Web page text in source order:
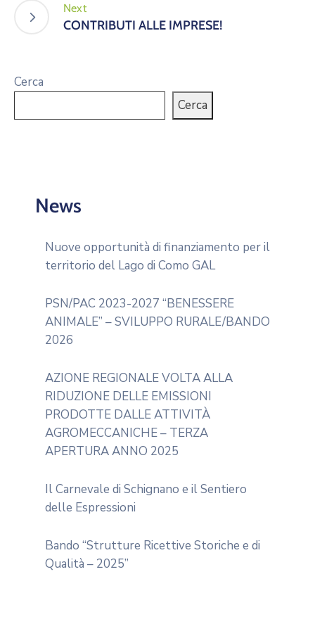
Next
CONTRIBUTI ALLE IMPRESE!
Cerca
Cerca
News
Nuove opportunità di finanziamento per il
territorio del Lago di Como GAL
PSN/PAC 2023-2027 “BENESSERE
ANIMALE” – SVILUPPO RURALE/BANDO
2026
AZIONE REGIONALE VOLTA ALLA
RIDUZIONE DELLE EMISSIONI
PRODOTTE DALLE ATTIVITÀ
AGROMECCANICHE – TERZA
APERTURA ANNO 2025
Il Carnevale di Schignano e il Sentiero
delle Espressioni
Bando “Strutture Ricettive Storiche e di
Qualità – 2025”